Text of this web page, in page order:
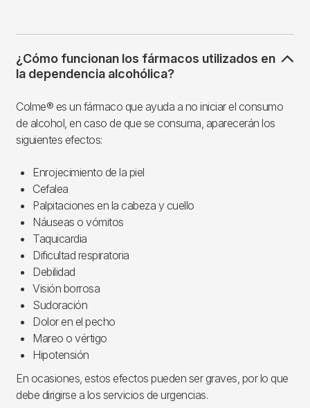
¿Cómo funcionan los fármacos utilizados en
la dependencia alcohólica?
Colme® es un fármaco que ayuda a no iniciar el consumo
de alcohol, en caso de que se consuma, aparecerán los
siguientes efectos:
Enrojecimiento de la piel
Cefalea
Palpitaciones en la cabeza y cuello
Náuseas o vómitos
Taquicardia
Dificultad respiratoria
Debilidad
Visión borrosa
Sudoración
Dolor en el pecho
Mareo o vértigo
Hipotensión
En ocasiones, estos efectos pueden ser graves, por lo que
debe dirigirse a los servicios de urgencias.